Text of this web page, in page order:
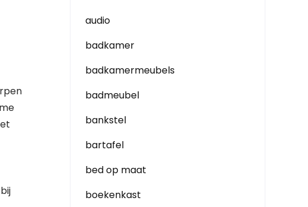
audio
badkamer
badkamermeubels
badmeubel
bankstel
bartafel
bed op maat
boekenkast